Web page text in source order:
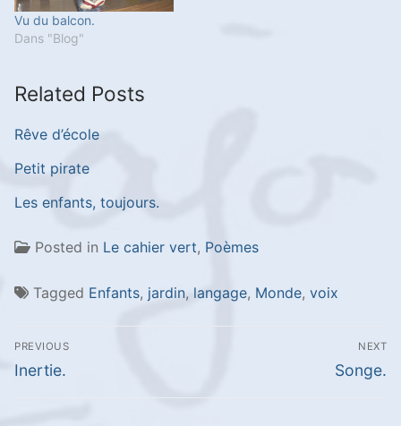
Vu du balcon.
Dans "Blog"
Related Posts
Rêve d’école
Petit pirate
Les enfants, toujours.
Posted in Le cahier vert, Poèmes
Tagged Enfants, jardin, langage, Monde, voix
Navigation
de
PREVIOUS
Previous
Inertie.
NEXT
Next
Songe.